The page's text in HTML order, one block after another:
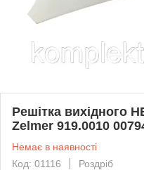
Решітка вихідного
Zelmer 919.0010
Немає в наявності
Код: 01116
Роздріб